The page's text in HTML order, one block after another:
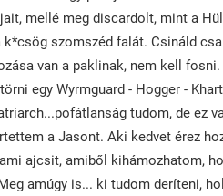
mellé meg discardolt, mint a
szomszéd falát. Csináld
van a paklinak, nem kell
egy Wyrmguard - Hogger -
tudom, de ez
a Jasont. Aki kedvet érez
ajcsit, amiből kihámozhatom,
amúgy is... ki tudom deríteni,